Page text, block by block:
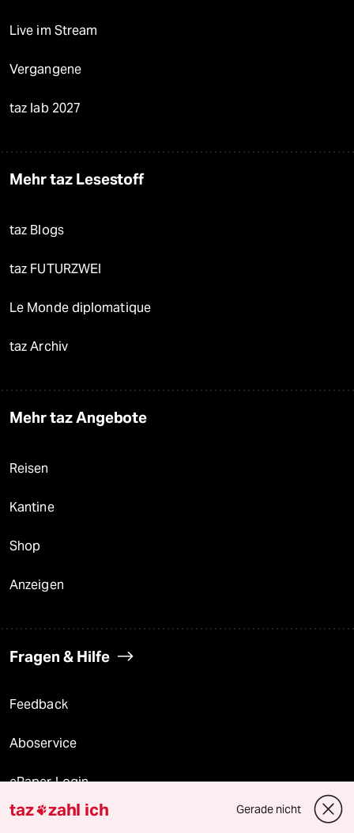
Live im Stream
Vergangene
taz lab 2027
Mehr taz Lesestoff
taz Blogs
taz FUTURZWEI
Le Monde diplomatique
taz Archiv
Mehr taz Angebote
Reisen
Kantine
Shop
Anzeigen
Fragen & Hilfe
Feedback
Aboservice
ePaper Login
Downloads für Abonnierende
taz zahl ich Gerade nicht